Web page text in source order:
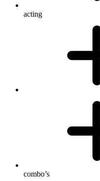
acting
combo’s